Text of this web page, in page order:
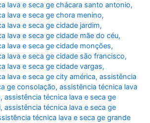
lava e seca ge chácara santo antonio,
lava e seca ge chora menino,
lava e seca ge cidade jardim,
lava e seca ge cidade mãe do céu,
lava e seca ge cidade monções,
lava e seca ge cidade são francisco,
lava e seca ge cidade vargas,
lava e seca ge city américa,assistência
ge consolação,assistência técnica lava
,assistência técnica lava e seca ge
,assistência técnica lava e seca ge
técnica lava e seca ge grande